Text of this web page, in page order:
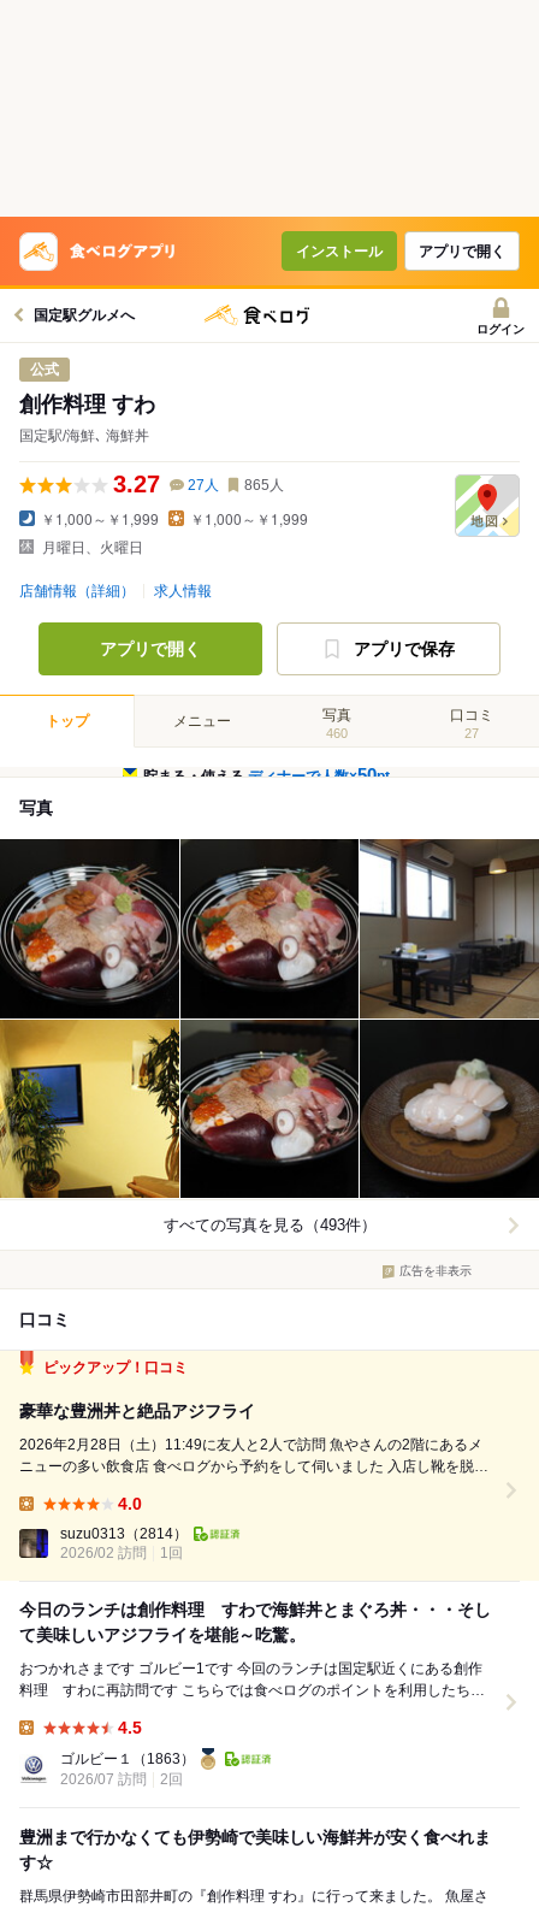
インストール アプリで開く
国定駅グルメへ
ログイン
公式
創作料理 すわ
国定駅/海鮮､ 海鮮丼
3.27 27 人 865 人
￥1,000～￥1,999
￥1,000～￥1,999
月曜日、火曜日
店舗情報（詳細） 求人情報
アプリで開く アプリで保存
トップ メニュー 写真
460
口コミ
27
貯まる・使えるディナーで人数×50pt
写真
すべての写真を見る（493件）
広告を非表示
口コミ
ピックアップ！口コミ
豪華な豊洲丼と絶品アジフライ
2026年2月28日（土）11:49に友人と2人で訪問 魚やさんの2階にあるメ
ニューの多い飲食店 食べログから予約をして伺いました 入店し靴を脱い
4.0
suzu0313 （2814）
2026/02 訪問
1回
今日のランチは創作料理 すわで海鮮丼とまぐろ丼・・・そし
て美味しいアジフライを堪能～吃驚。
おつかれさまです ゴルビー1です 今回のランチは国定駅近くにある創作
料理 すわに再訪問です こちらでは食べログのポイントを利用したちょ
4.5
ゴルビー１
（1863）
2026/07 訪問
2回
豊洲まで行かなくても伊勢崎で美味しい海鮮丼が安く食べれま
す☆
群馬県伊勢崎市田部井町の『創作料理 すわ』に行って来ました。 魚屋さ